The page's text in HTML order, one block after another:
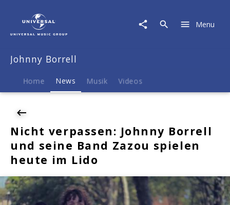
News
Nicht
Johnny
Borrell
seine
Zazou
spielen
heute
Lido
Menu
Johnny Borrell
Home News Musik Videos
Nicht verpassen: Johnny Borrell
und seine Band Zazou spielen
heute im Lido